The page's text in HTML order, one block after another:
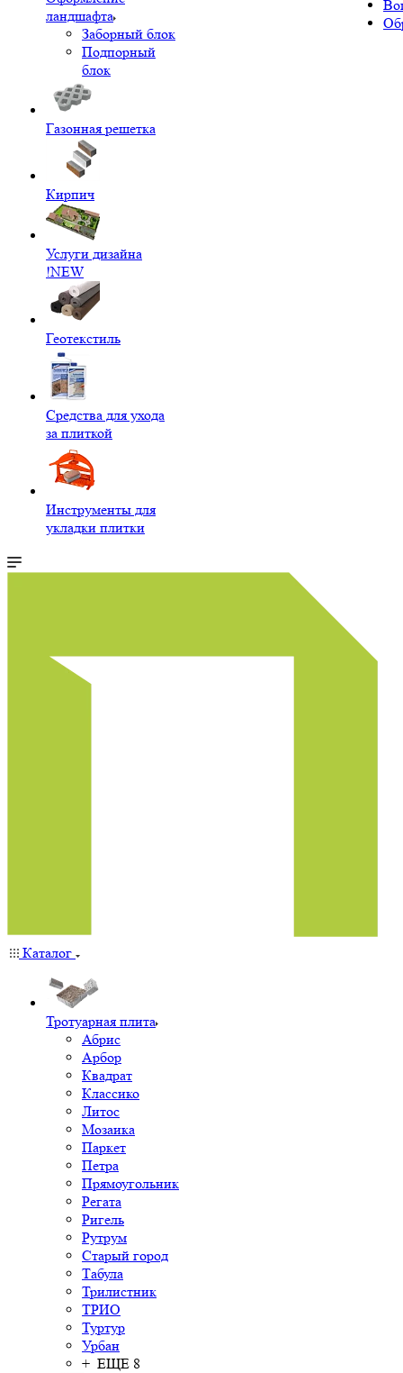
ландшафта
Заборный блок
Подпорный
блок
Газонная решетка
Кирпич
Услуги дизайна
!NEW
Геотекстиль
Средства для ухода
за плиткой
Инструменты для
укладки плитки
Каталог
Тротуарная плита
Абрис
Арбор
Квадрат
Классико
Литос
Мозаика
Паркет
Петра
Прямоугольник
Регата
Ригель
Рутрум
Старый город
Табула
Трилистник
ТРИО
Туртур
Урбан
+ ЕЩЕ 8